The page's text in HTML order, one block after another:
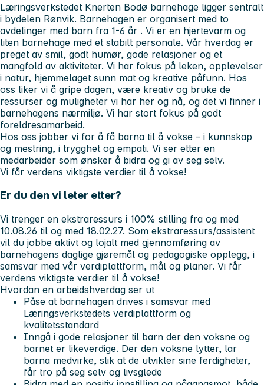
Læringsverkstedet Knerten Bodø barnehage ligger sentralt
i bydelen Rønvik. Barnehagen er organisert med to
avdelinger med barn fra 1-6 år . Vi er en hjertevarm og
liten barnehage med et stabilt personale. Vår hverdag er
preget av smil, godt humør, gode relasjoner og et
mangfold av aktiviteter. Vi har fokus på leken, opplevelser
i natur, hjemmelaget sunn mat og kreative påfunn. Hos
oss liker vi å gripe dagen, være kreativ og bruke de
ressurser og muligheter vi har her og nå, og det vi finner i
barnehagens nærmiljø. Vi har stort fokus på godt
foreldresamarbeid.
Hos oss jobber vi for å få barna til å vokse – i kunnskap
og mestring, i trygghet og empati. Vi ser etter en
medarbeider som ønsker å bidra og gi av seg selv.
Vi får verdens viktigste verdier til å vokse!
Er du den vi leter etter?
Vi trenger en ekstraressurs i 100% stilling fra og med
10.08.26 til og med 18.02.27. Som ekstraressurs/assistent
vil du jobbe aktivt og lojalt med gjennomføring av
barnehagens daglige gjøremål og pedagogiske opplegg, i
samsvar med vår verdiplattform, mål og planer. Vi får
verdens viktigste verdier til å vokse!
Hvordan en arbeidshverdag ser ut
Påse at barnehagen drives i samsvar med
Læringsverkstedets verdiplattform og
kvalitetsstandard
Inngå i gode relasjoner til barn der den voksne og
barnet er likeverdige. Der den voksne lytter, lar
barna medvirke, slik at de utvikler sine ferdigheter,
får tro på seg selv og livsglede